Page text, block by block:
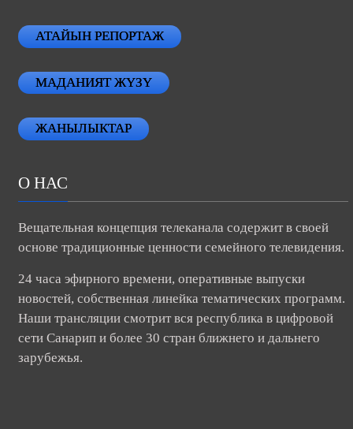
АТАЙЫН РЕПОРТАЖ
МАДАНИЯТ ЖҮЗҮ
ЖАНЫЛЫКТАР
О НАС
Вещательная концепция телеканала содержит в своей
основе традиционные ценности семейного телевидения.
24 часа эфирного времени, оперативные выпуски
новостей, собственная линейка тематических программ.
Наши трансляции смотрит вся республика в цифровой
сети Санарип и более 30 стран ближнего и дальнего
зарубежья.